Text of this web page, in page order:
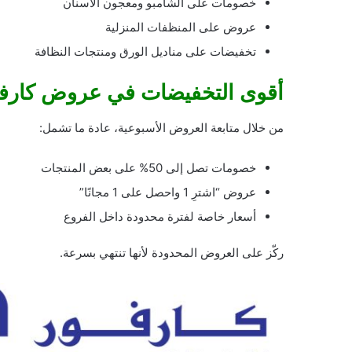
عروض على المنظفات المنزلية
تخفيضات على مناديل الورق ومنتجات النظافة
أقوى التخفيضات في عروض كارفور 17
من خلال متابعة العروض الأسبوعية، عادة ما تشمل:
خصومات تصل إلى 50% على بعض المنتجات
عروض “اشترِ 1 واحصل على 1 مجانًا”
أسعار خاصة لفترة محدودة داخل الفروع
ركّز على العروض المحدودة لأنها تنتهي بسرعة.